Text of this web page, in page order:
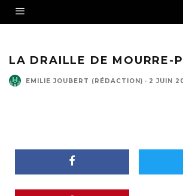
LA DRAILLE DE MOURRE-
EMILIE JOUBERT (RÉDACTION) · 2 JUIN